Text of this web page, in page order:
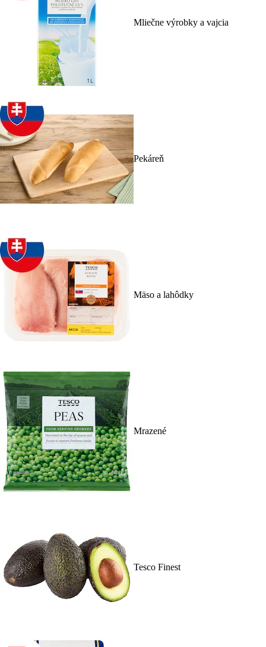
Mliečne výrobky a vajcia
Pekáreň
Mäso a lahôdky
Mrazené
Tesco Finest